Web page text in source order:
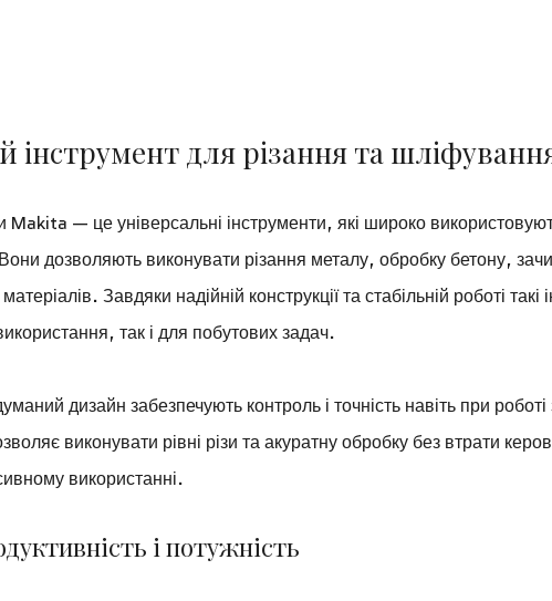
інструмент для різання та
— це універсальні інструменти, які широко
дозволяють виконувати різання металу, обробку бетону,
Завдяки надійній конструкції та стабільній роботі такі
так і для побутових задач.
дизайн забезпечують контроль і точність навіть при
виконувати рівні різи та акуратну обробку без втрати
використанні.
і потужність